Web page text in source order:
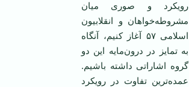
رویکرد و صوری میان
مشروطه‌خواهان و انقلابیون
اسلامی ۵۷ آغاز کنیم، آنگاه
به تمایز در درون‌مایه این دو
گروه اشاراتی داشته باشیم.
عمده‌ترین تفاوت در رویکرد